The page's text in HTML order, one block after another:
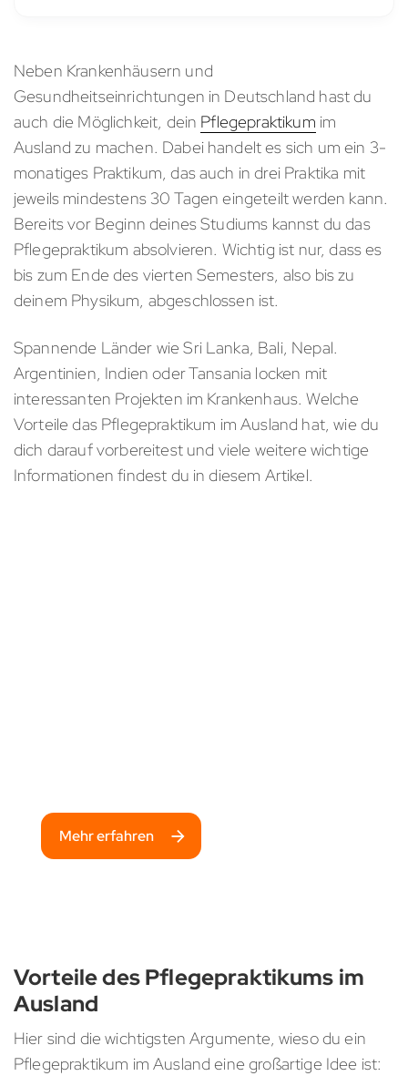
Neben Krankenhäusern und
Gesundheitseinrichtungen in Deutschland hast du
auch die Möglichkeit, dein Pflegepraktikum im
Ausland zu machen. Dabei handelt es sich um ein 3-
monatiges Praktikum, das auch in drei Praktika mit
jeweils mindestens 30 Tagen eingeteilt werden kann.
Bereits vor Beginn deines Studiums kannst du das
Pflegepraktikum absolvieren. Wichtig ist nur, dass es
bis zum Ende des vierten Semesters, also bis zu
deinem Physikum, abgeschlossen ist.
Spannende Länder wie Sri Lanka, Bali, Nepal.
Argentinien, Indien oder Tansania locken mit
interessanten Projekten im Krankenhaus. Welche
Vorteile das Pflegepraktikum im Ausland hat, wie du
dich darauf vorbereitest und viele weitere wichtige
Informationen findest du in diesem Artikel.
Mehr erfahren
Vorteile des Pflegepraktikums im
Ausland
Hier sind die wichtigsten Argumente, wieso du ein
Pflegepraktikum im Ausland eine großartige Idee ist: